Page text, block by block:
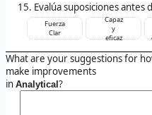
Evalúa suposiciones antes
Fuerza
Clar
Capaz
y
eficaz
What are your suggestions for
make improvements
in Analytical ?